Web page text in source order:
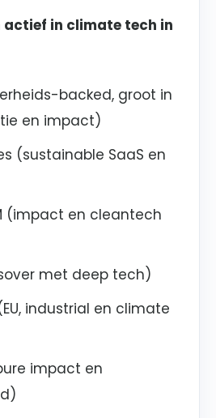
actief in climate tech in
backed, groot in
en impact)
(sustainable SaaS en
(impact en cleantech
met deep tech)
industrial en climate
impact en